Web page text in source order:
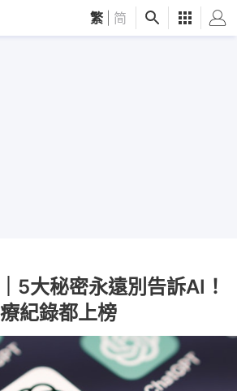
繁 简
5大秘密永遠別告訴AI！
紀錄都上榜